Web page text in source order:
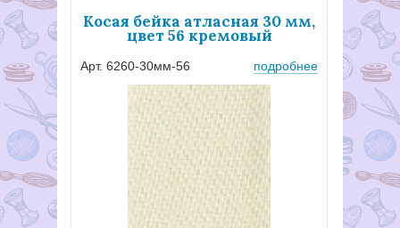
Косая бейка атласная 30 мм,
цвет 56 кремовый
Арт. 6260-30мм-56 подробнее